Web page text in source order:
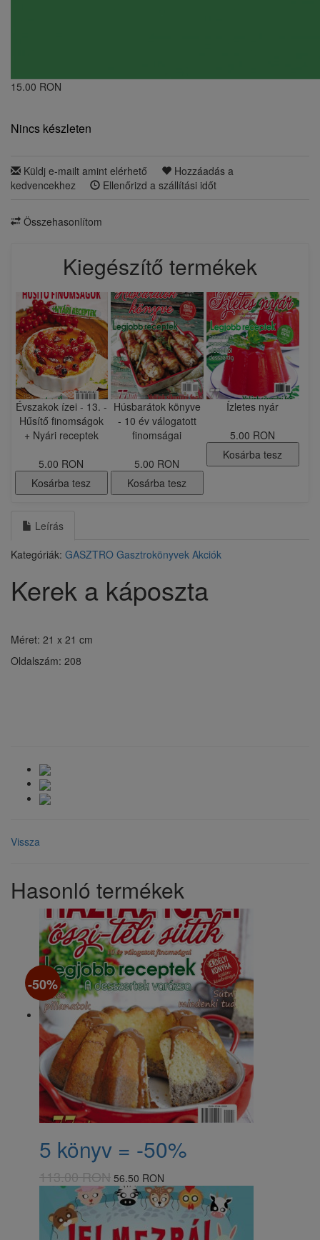
15.00 RON
Nincs készleten
Küldj e-mailt amint elérhető
Hozzáadás a
kedvencekhez
Ellenőrizd a szállítási időt
Összehasonlítom
Kiegészítő termékek
Évszakok ízei - 13. -
Hűsítő finomságok
+ Nyári receptek
5.00 RON
Kosárba tesz
Húsbarátok könyve
- 10 év válogatott
finomságai
5.00 RON
Kosárba tesz
​Ízletes nyár
5.00 RON
Kosárba tesz
Leírás
Kategóriák: GASZTRO Gasztrokönyvek Akciók
Kerek a káposzta
Méret: 21 x 21 cm
Oldalszám: 208
Vissza
Hasonló termékek
5 könyv = -50%
-50%
113.00 RON 56.50 RON